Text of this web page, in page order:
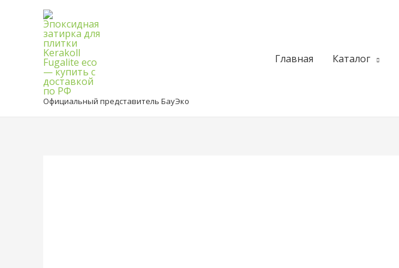
Официальный представитель БауЭко
Главная Каталог